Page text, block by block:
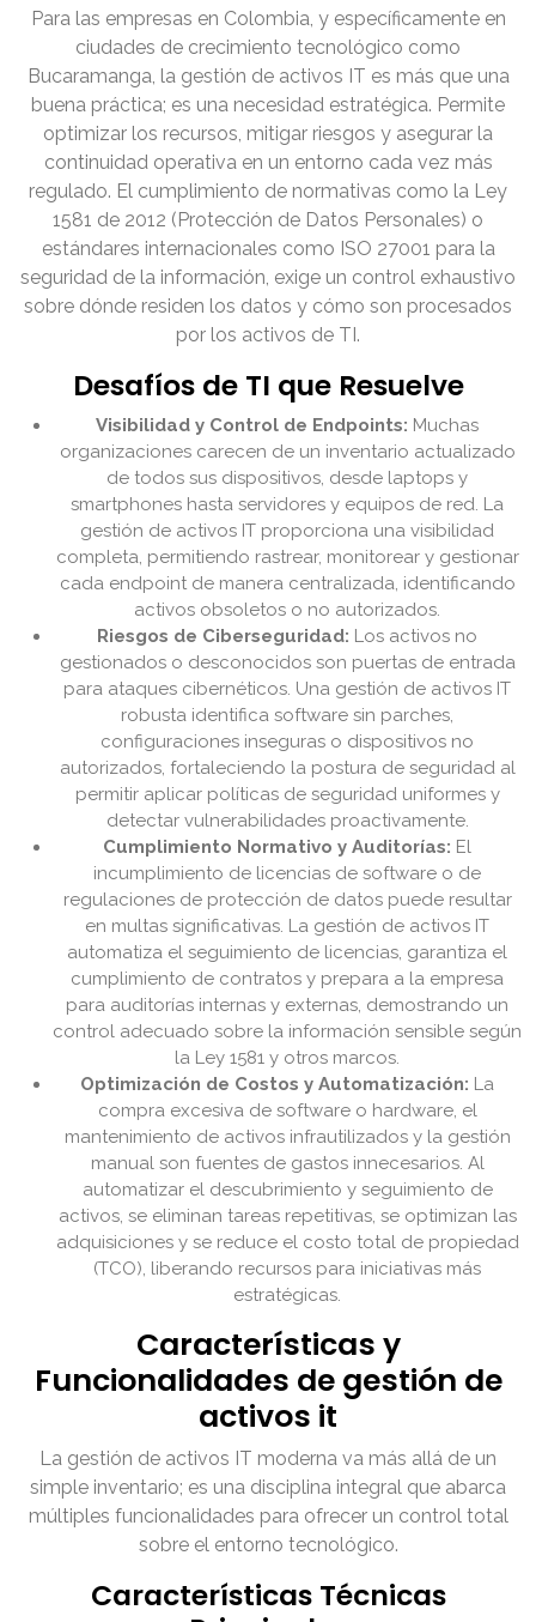
Para las empresas en Colombia, y específicamente en
ciudades de crecimiento tecnológico como
Bucaramanga, la gestión de activos IT es más que una
buena práctica; es una necesidad estratégica. Permite
optimizar los recursos, mitigar riesgos y asegurar la
continuidad operativa en un entorno cada vez más
regulado. El cumplimiento de normativas como la Ley
1581 de 2012 (Protección de Datos Personales) o
estándares internacionales como ISO 27001 para la
seguridad de la información, exige un control exhaustivo
sobre dónde residen los datos y cómo son procesados
por los activos de TI.
Desafíos de TI que Resuelve
Visibilidad y Control de Endpoints: Muchas
organizaciones carecen de un inventario actualizado
de todos sus dispositivos, desde laptops y
smartphones hasta servidores y equipos de red. La
gestión de activos IT proporciona una visibilidad
completa, permitiendo rastrear, monitorear y gestionar
cada endpoint de manera centralizada, identificando
activos obsoletos o no autorizados.
Riesgos de Ciberseguridad: Los activos no
gestionados o desconocidos son puertas de entrada
para ataques cibernéticos. Una gestión de activos IT
robusta identifica software sin parches,
configuraciones inseguras o dispositivos no
autorizados, fortaleciendo la postura de seguridad al
permitir aplicar políticas de seguridad uniformes y
detectar vulnerabilidades proactivamente.
Cumplimiento Normativo y Auditorías: El
incumplimiento de licencias de software o de
regulaciones de protección de datos puede resultar
en multas significativas. La gestión de activos IT
automatiza el seguimiento de licencias, garantiza el
cumplimiento de contratos y prepara a la empresa
para auditorías internas y externas, demostrando un
control adecuado sobre la información sensible según
la Ley 1581 y otros marcos.
Optimización de Costos y Automatización: La
compra excesiva de software o hardware, el
mantenimiento de activos infrautilizados y la gestión
manual son fuentes de gastos innecesarios. Al
automatizar el descubrimiento y seguimiento de
activos, se eliminan tareas repetitivas, se optimizan las
adquisiciones y se reduce el costo total de propiedad
(TCO), liberando recursos para iniciativas más
estratégicas.
Características y
Funcionalidades de gestión de
activos it
La gestión de activos IT moderna va más allá de un
simple inventario; es una disciplina integral que abarca
múltiples funcionalidades para ofrecer un control total
sobre el entorno tecnológico.
Características Técnicas